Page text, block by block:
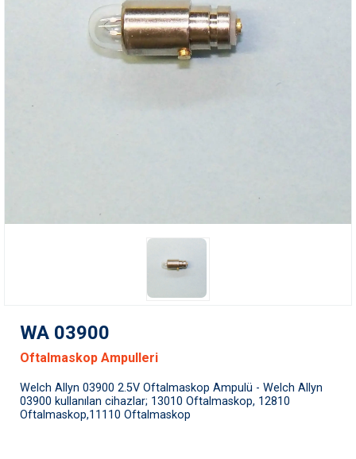
WA 03900
Oftalmaskop Ampulleri
Welch Allyn 03900 2.5V Oftalmaskop Ampulü - Welch Allyn
03900 kullanılan cihazlar; 13010 Oftalmaskop, 12810
Oftalmaskop,11110 Oftalmaskop